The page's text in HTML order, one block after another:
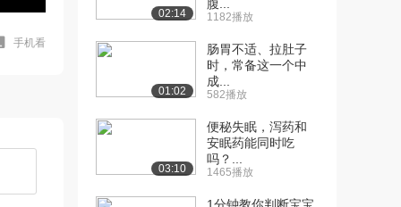
手机看
02:14
腹...
1182播放
01:02
肠胃不适、拉肚子
时，常备这一个中
成...
582播放
03:10
便秘失眠，泻药和
安眠药能同时吃
吗？...
1465播放